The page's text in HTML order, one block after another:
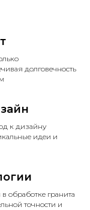
долговечность
к дизайну
идеи и
обработке гранита
точности и